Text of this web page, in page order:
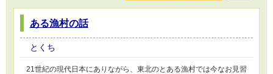
ある漁村の話
とくち
21世紀の現代日本にありながら、東北のとある漁村では今なお見習